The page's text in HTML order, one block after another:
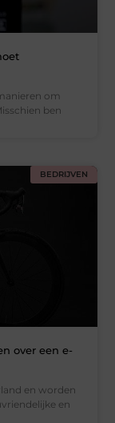
om
ben
BEDRIJVEN
over een e-
en worden
en